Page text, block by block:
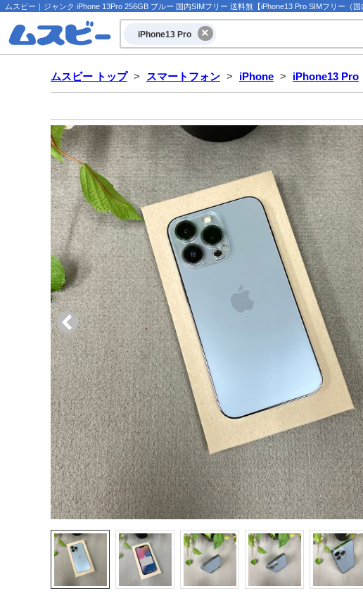
ムスビー｜ジャンク iPhone 13Pro 256GB ブルー 国内SIMフリー 送料無【iPhone13 Pro SIMフリー（
iPhone13 Pro
ムスビー トップ > スマートフォン > iPhone > iPhone13 Pro